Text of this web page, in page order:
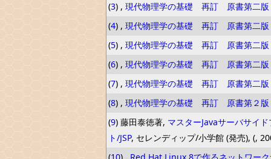
(3) , 現代物理学の基礎 再訂 原書第二
(4) , 現代物理学の基礎 再訂 原書第二
(5) , 現代物理学の基礎 再訂 原書第二
(6) , 現代物理学の基礎 再訂 原書第二
(7) , 現代物理学の基礎 再訂 原書第二
(8) , 現代物理学の基礎 再訂 原書第２
(9) 藤田泰徳著, マスターJavaサーバサイ
ト/JSP, セレンディップ/小学館 (発売), (,